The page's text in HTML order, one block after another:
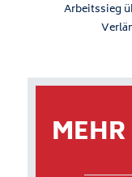
Arbeitssieg